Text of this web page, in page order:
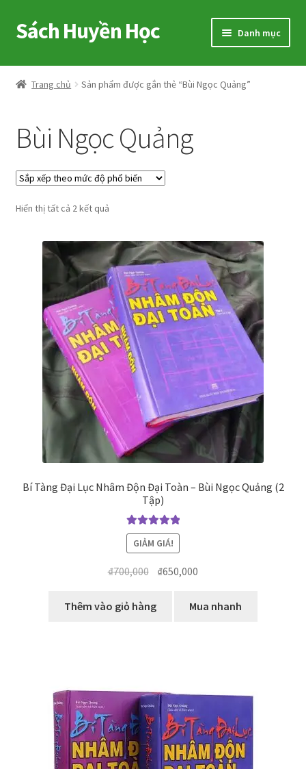
Đi
đến
hướng
Chuyển
đến
dung
Sách Huyền Học Danh mục
Home
Shop
Voucher
Hướng Dẫn
My account
Trang chủ Sản phẩm được gắn thẻ “Bùi Ngọc Quảng”
Bùi Ngọc Quảng
Hiển thị tất cả 2 kết quảĐã
theo
mức
độ
phổ
biến
Bí Tàng Đại Lục Nhâm Độn Đại Toàn – Bùi Ngọc Quảng (2
Tập)
Được xếp
hạng 5.00 5
GIẢM GIÁ!
₫700,000 Giá
là:
₫650,000
tại
Thêm vào giỏ hàng Mua nhanh